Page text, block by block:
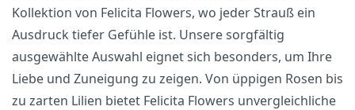
Kollektion von Felicita Flowers, wo jeder Strauß ein
Ausdruck tiefer Gefühle ist. Unsere sorgfältig
ausgewählte Auswahl eignet sich besonders, um Ihre
Liebe und Zuneigung zu zeigen. Von üppigen Rosen bis
zu zarten Lilien bietet Felicita Flowers unvergleichliche